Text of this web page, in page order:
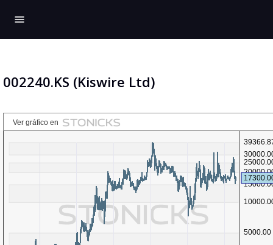
menu
002240.KS (Kiswire Ltd)